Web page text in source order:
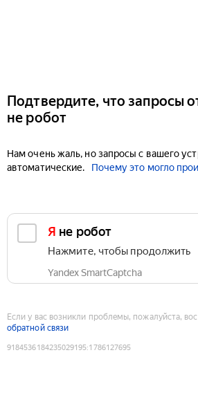
Подтвердите, что запросы
не робот
Нам очень жаль, но запросы с вашего
автоматические.
Почему это могло
Я не робот
Нажмите, чтобы продолжить
Yandex SmartCaptcha
Если у вас возникли проблемы, пожалуйста,
обратной связи
9184536184235029195:1786127695